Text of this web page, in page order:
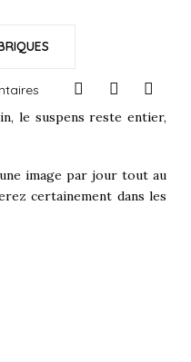
le suspens reste entier,
image par jour tout au
certainement dans les